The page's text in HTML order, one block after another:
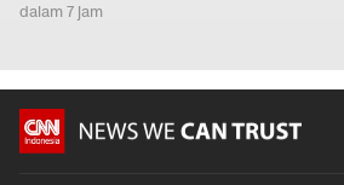
dalam 7 jam